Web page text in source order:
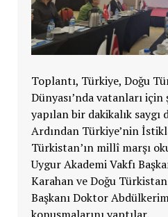
Toplantı, Türkiye, Doğu
Dünyası’nda vatanları
yapılan bir dakikalık saygı
Ardından Türkiye’nin
Türkistan’ın millî marşı
Uygur Akademi Vakfı
Karahan ve Doğu
Başkanı Doktor